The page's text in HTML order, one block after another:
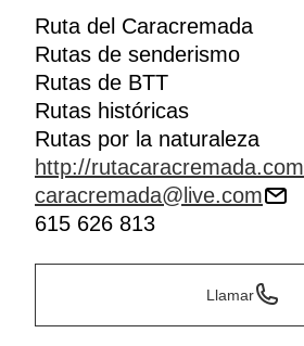
Prepirineo catalán.
Ruta del Caracremada
Rutas de senderismo
Rutas de BTT
Rutas históricas
Rutas por la naturaleza
http://rutacaracremada.com
caracremada@live.com
615 626 813
Llamar